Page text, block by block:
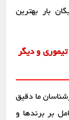
بار بهترین
و دیگر
ما دقیق
بر برندها و